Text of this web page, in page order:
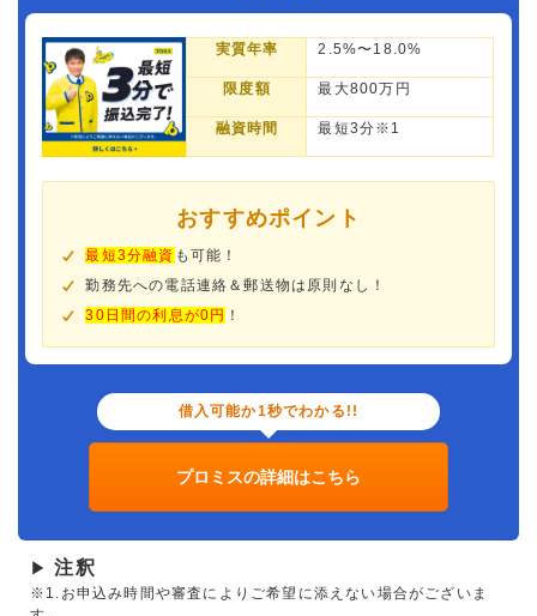
実質年率 2.5%〜18.0%
限度額 最大800万円
融資時間 最短3分※1
おすすめポイント
最短3分融資 も可能！
勤務先への電話連絡＆郵送物は原則なし！
30日間の利息が0円 ！
借入可能か1秒でわかる!!
プロミスの詳細はこちら
▶ 注釈
※1.お申込み時間や審査によりご希望に添えない場合がございま